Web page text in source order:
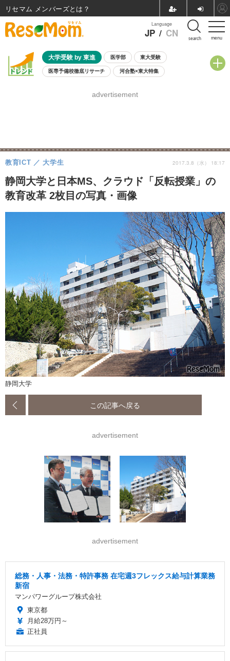
menu
Language
JP / CN search
大学受験 by 東進 医学部 東大受験
医専予備校徹底リサーチ 河合塾×東大特集
8月開催学校説明会・相談会
advertisement
静岡大学と日本MS、クラウド「反転授業」の
教育改革 2枚目の写真・画像
教育ICT 大学生 2017.3.8（水） 18:17
静岡大学
この記事へ戻る
advertisement
advertisement
総務・人事・法務・特許事務 在宅週3フレックス給与計算業務
新宿
マンパワーグループ株式会社
東京都
月給28万円～
正社員
リセマム メンバーズ